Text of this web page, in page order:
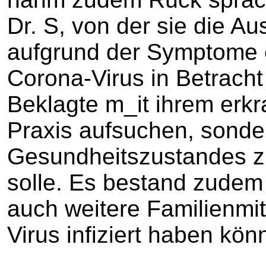
Dr. S, von der sie die
aufgrund der
Corona-Virus in
Beklagte m_it ihrem
Praxis aufsuchen,
Gesundheitszustandes
solle. Es bestand
auch weitere
Virus infiziert haben